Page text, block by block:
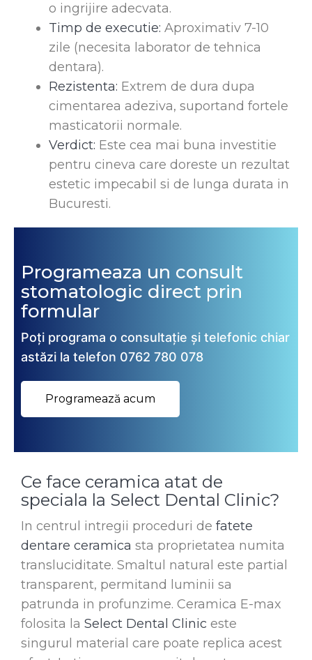
o ingrijire adecvata.
Timp de executie: Aproximativ 7-10
zile (necesita laborator de tehnica
dentara).
Rezistenta: Extrem de dura dupa
cimentarea adeziva, suportand fortele
masticatorii normale.
Verdict: Este cea mai buna investitie
pentru cineva care doreste un rezultat
estetic impecabil si de lunga durata in
Bucuresti.
Programeaza un consult
stomatologic direct prin
formular
Poți programa o consultație și telefonic chiar
astăzi la telefon 0762 780 078
Programează acum
Ce face ceramica atat de
speciala la Select Dental Clinic?
In centrul intregii proceduri de fatete
dentare ceramica sta proprietatea numita
transluciditate. Smaltul natural este partial
transparent, permitand luminii sa
patrunda in profunzime. Ceramica E-max
folosita la Select Dental Clinic este
singurul material care poate replica acest